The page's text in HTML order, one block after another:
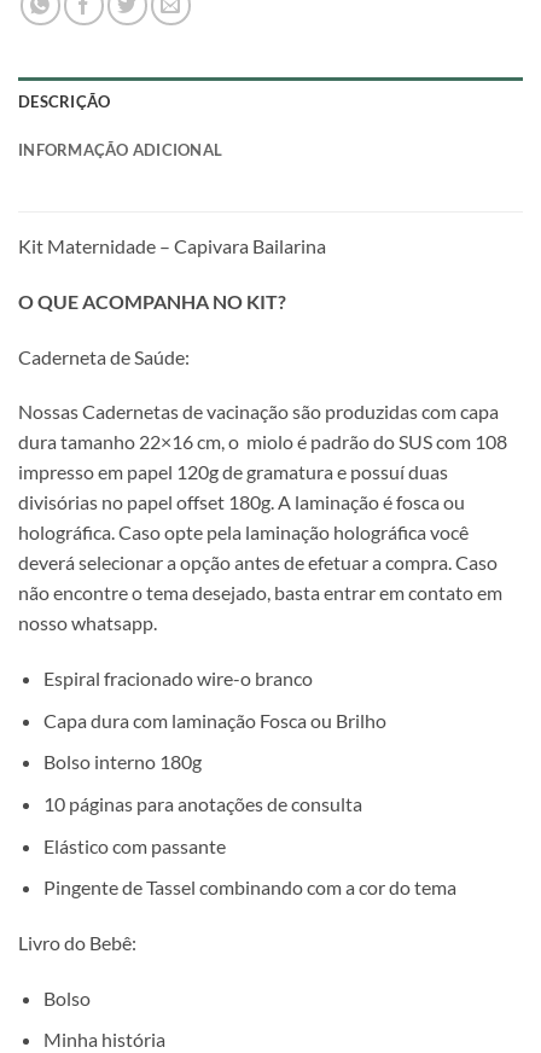
DESCRIÇÃO
INFORMAÇÃO ADICIONAL
Kit Maternidade – Capivara Bailarina
O QUE ACOMPANHA NO KIT?
Caderneta de Saúde:
Nossas Cadernetas de vacinação são produzidas com capa
dura tamanho 22×16 cm, o miolo é padrão do SUS com 108
impresso em papel 120g de gramatura e possuí duas
divisórias no papel offset 180g. A laminação é fosca ou
holográfica. Caso opte pela laminação holográfica você
deverá selecionar a opção antes de efetuar a compra. Caso
não encontre o tema desejado, basta entrar em contato em
nosso whatsapp.
Espiral fracionado wire-o branco
Capa dura com laminação Fosca ou Brilho
Bolso interno 180g
10 páginas para anotações de consulta
Elástico com passante
Pingente de Tassel combinando com a cor do tema
Livro do Bebê:
Bolso
Minha história